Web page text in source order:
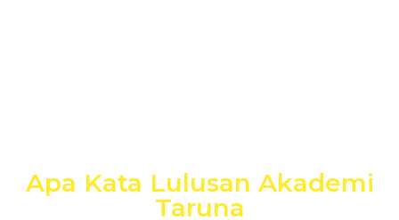
Apa Kata Lulusan Akademi
Taruna